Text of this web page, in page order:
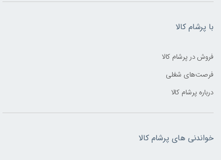
با پرشام کالا
فروش در پرشام کالا
فرصت‌های شغلی
درباره پرشام کالا
خواندنی های پرشام کالا